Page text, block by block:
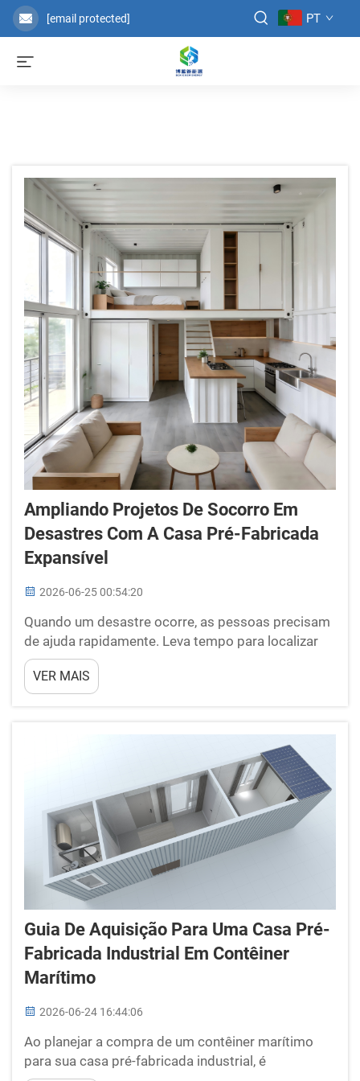
[email protected] PT
Ampliando Projetos De Socorro Em
Desastres Com A Casa Pré-Fabricada
Expansível
2026-06-25 00:54:20
Quando um desastre ocorre, as pessoas precisam
de ajuda rapidamente. Leva tempo para localizar
abrigos e suprimentos para os afetados. É aqui
que a BOX-E entra com uma solução especial:
casas pré-fabricadas expansíveis. Essas estruturas
com facilidade. Elas oferecem às famílias um ...
VER MAIS
Guia De Aquisição Para Uma Casa Pré-
Fabricada Industrial Em Contêiner
Marítimo
2026-06-24 16:44:06
Ao planejar a compra de um contêiner marítimo
para sua casa pré-fabricada industrial, é